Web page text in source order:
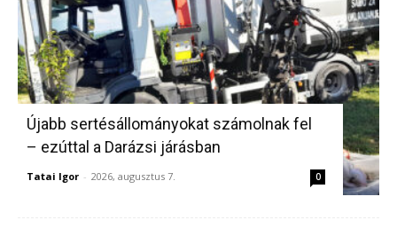
Újabb sertésállományokat számolnak fel
– ezúttal a Darázsi járásban
Tatai Igor - 2026, augusztus 7. 0